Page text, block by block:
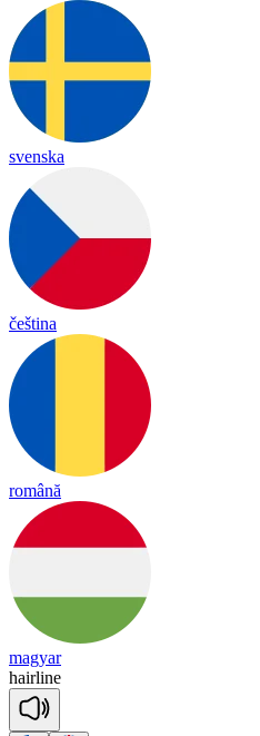
svenska
čeština
română
magyar
hairline